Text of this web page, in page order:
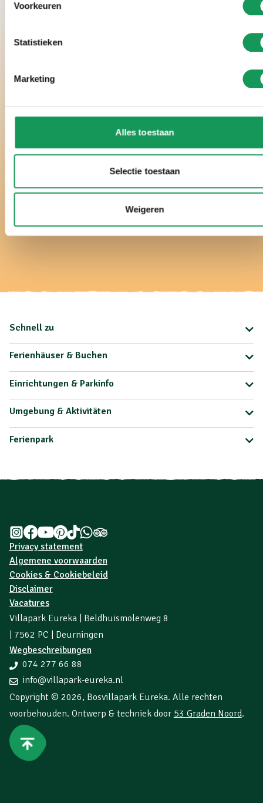
Voorkeuren
Statistieken
Marketing
Alles toestaan
Selectie toestaan
Weigeren
Instagram
Schnell zu
Ferienhäuser & Buchen
Einrichtungen & Parkinfo
Umgebung & Aktivitäten
Ferienpark
Privacy statement
Algemene voorwaarden
Cookies & Cookiebeleid
Disclaimer
Vacatures
Villapark Eureka | Beldhuismolenweg 8
| 7562 PC | Deurningen
Wegbeschreibungen
074 277 66 88
info@villapark-eureka.nl
Copyright © 2026, Bosvillapark Eureka. Alle rechten
voorbehouden. Ontwerp & techniek door 53 Graden Noord.